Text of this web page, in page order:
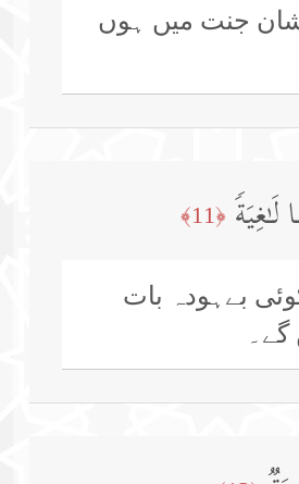
جنت میں ہوں
﴿11﴾
بےہودہ بات
گے۔